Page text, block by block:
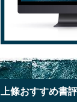
上條おすすめ書